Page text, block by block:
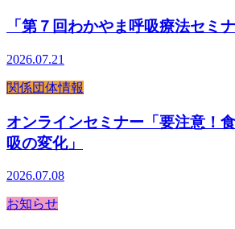
「第７回わかやま呼吸療法セミ
2026.07.21
関係団体情報
オンラインセミナー「要注意！
吸の変化」
2026.07.08
お知らせ